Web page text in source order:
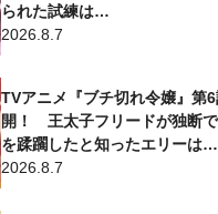
られた試練は…
2026.8.7
TVアニメ『ブチ切れ令嬢』第
開！ 王太子フリードが独断
を蹂躙したと知ったエリーは…
2026.8.7